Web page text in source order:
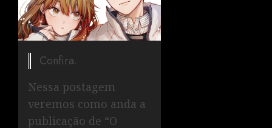
Confira.
Nessa postagem
veremos como anda a
publicação de “O